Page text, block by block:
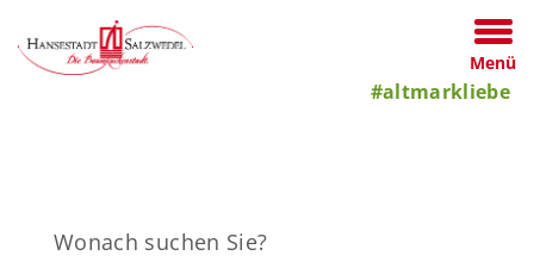
Menü
#altmarkliebe